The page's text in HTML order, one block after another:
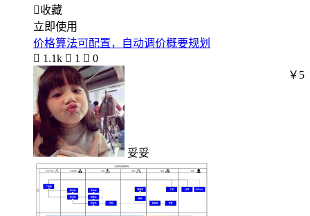
收藏
立即使用
价格算法可配置，自动调价概要规划
 1.1k  1  0
妥妥
￥5